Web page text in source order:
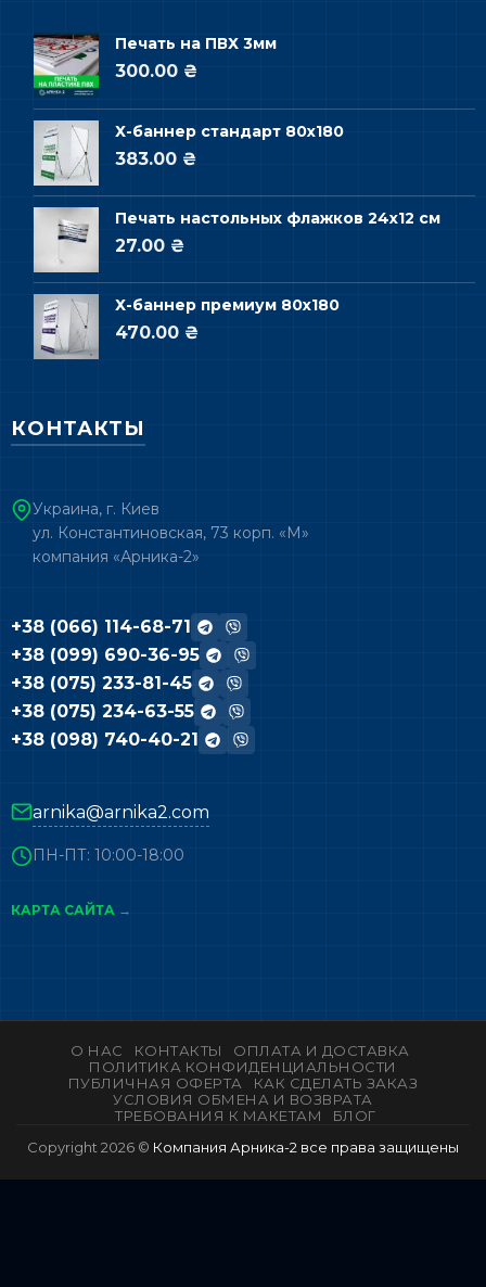
Печать на ПВХ 3мм
300.00 ₴
Х-баннер стандарт 80х180
383.00 ₴
Печать настольных флажков 24х12 см
27.00 ₴
Х-баннер премиум 80х180
470.00 ₴
КОНТАКТЫ
Украина, г. Киев
ул. Константиновская, 73 корп. «М»
компания «Арника-2»
+38 (066) 114-68-71
+38 (099) 690-36-95
+38 (075) 233-81-45
+38 (075) 234-63-55
+38 (098) 740-40-21
arnika@arnika2.com
ПН-ПТ: 10:00-18:00
КАРТА САЙТА →
О НАС КОНТАКТЫ
ОПЛАТА И ДОСТАВКА
ПОЛИТИКА КОНФИДЕНЦИАЛЬНОСТИ
ПУБЛИЧНАЯ ОФЕРТА
КАК СДЕЛАТЬ ЗАКАЗ
УСЛОВИЯ ОБМЕНА И ВОЗВРАТА
ТРЕБОВАНИЯ К МАКЕТАМ
БЛОГ
Copyright 2026 © Компания Арника-2 все права защищены